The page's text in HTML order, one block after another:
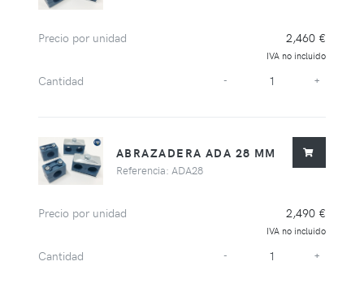
Precio por unidad 2,460 €
IVA no incluido
Cantidad - +
ABRAZADERA ADA 28 MM
Referencia: ADA28
Precio por unidad 2,490 €
IVA no incluido
Cantidad - +